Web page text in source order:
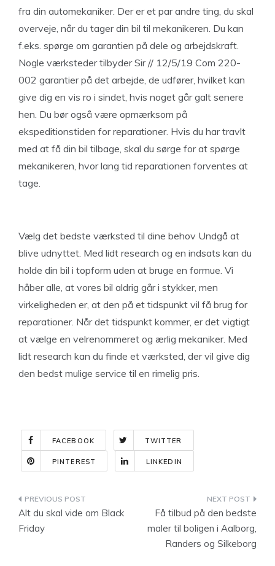
fra din automekaniker. Der er et par andre ting, du skal
overveje, når du tager din bil til mekanikeren. Du kan
f.eks. spørge om garantien på dele og arbejdskraft.
Nogle værksteder tilbyder Sir // 12/5/19 Com 220-
002 garantier på det arbejde, de udfører, hvilket kan
give dig en vis ro i sindet, hvis noget går galt senere
hen. Du bør også være opmærksom på
ekspeditionstiden for reparationer. Hvis du har travlt
med at få din bil tilbage, skal du sørge for at spørge
mekanikeren, hvor lang tid reparationen forventes at
tage.
Vælg det bedste værksted til dine behov Undgå at
blive udnyttet. Med lidt research og en indsats kan du
holde din bil i topform uden at bruge en formue. Vi
håber alle, at vores bil aldrig går i stykker, men
virkeligheden er, at den på et tidspunkt vil få brug for
reparationer. Når det tidspunkt kommer, er det vigtigt
at vælge en velrenommeret og ærlig mekaniker. Med
lidt research kan du finde et værksted, der vil give dig
den bedst mulige service til en rimelig pris.
FACEBOOK TWITTER
PINTEREST LINKEDIN
Indlægsnavigation
Alt du skal vide om Black
Friday
Få tilbud på den bedste
maler til boligen i Aalborg,
Randers og Silkeborg